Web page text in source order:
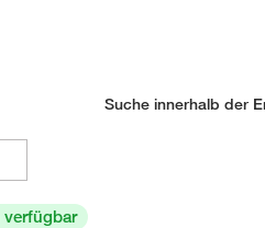
Suche innerhalb der